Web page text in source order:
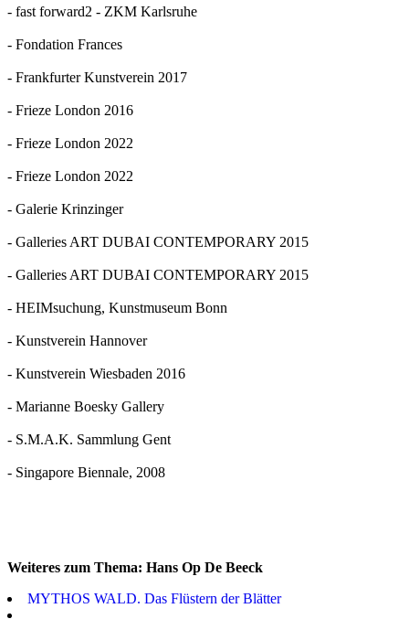
- fast forward2 - ZKM Karlsruhe
- Fondation Frances
- Frankfurter Kunstverein 2017
- Frieze London 2016
- Frieze London 2022
- Frieze London 2022
- Galerie Krinzinger
- Galleries ART DUBAI CONTEMPORARY 2015
- Galleries ART DUBAI CONTEMPORARY 2015
- HEIMsuchung, Kunstmuseum Bonn
- Kunstverein Hannover
- Kunstverein Wiesbaden 2016
- Marianne Boesky Gallery
- S.M.A.K. Sammlung Gent
- Singapore Biennale, 2008
Weiteres zum Thema: Hans Op De Beeck
MYTHOS WALD. Das Flüstern der Blätter